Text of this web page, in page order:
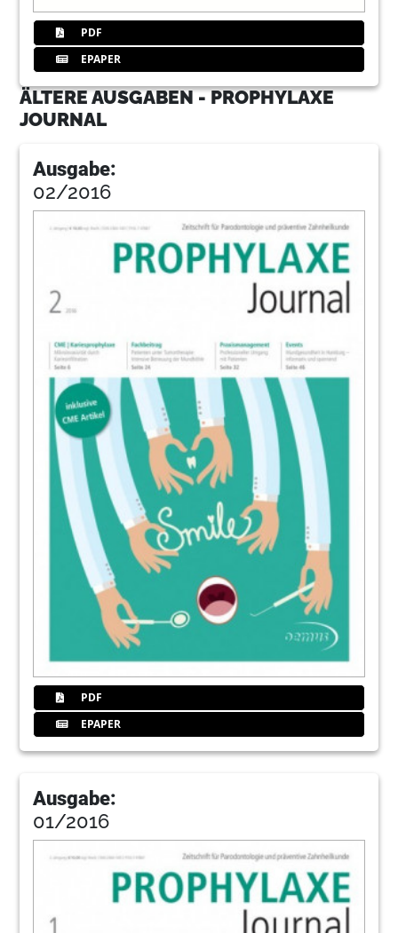
PDF
EPAPER
ÄLTERE AUSGABEN - PROPHYLAXE
JOURNAL
Ausgabe:
02/2016
PDF
EPAPER
Ausgabe:
01/2016